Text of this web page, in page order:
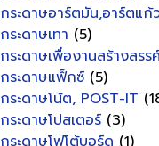
กระดาษอาร์ตมัน,อาร์ตแก้
กระดาษเทา (5)
กระดาษเพื่องานสร้างสรร
กระดาษแฟ็กซ์ (5)
กระดาษโน้ต, POST-IT
กระดาษโปสเตอร์ (3)
กระดาษโฟโต้บอร์ด (1)